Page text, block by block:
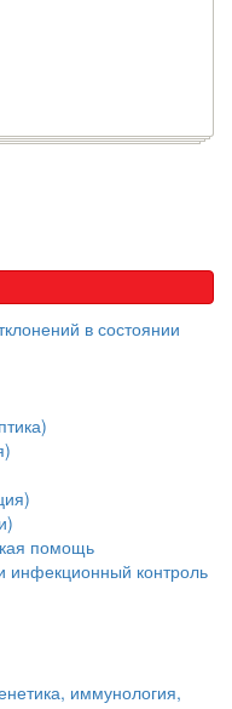
в состоянии
помощь
инфекционный контроль
иммунология,